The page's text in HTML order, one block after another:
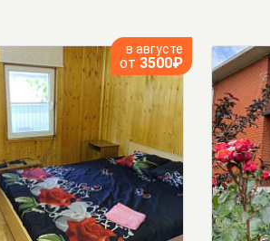
в августе
от 3500₽